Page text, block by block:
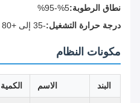
نطاق الرطوبة:5%-95%
درجة حرارة التشغيل:-35 إلى +80 درجة مئوية
مكونات النظام
البند الاسم الكمية